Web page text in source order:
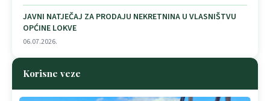
JAVNI NATJEČAJ ZA PRODAJU NEKRETNINA U VLASNIŠTVU
OPĆINE LOKVE
06.07.2026.
Korisne veze